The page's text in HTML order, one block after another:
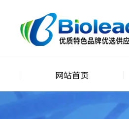
网站首页